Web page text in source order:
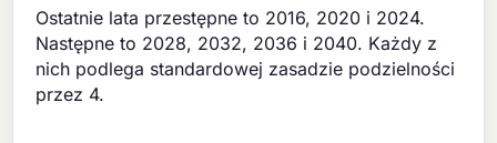
Ostatnie lata przestępne to 2016, 2020 i 2024.
Następne to 2028, 2032, 2036 i 2040. Każdy z
nich podlega standardowej zasadzie podzielności
przez 4.